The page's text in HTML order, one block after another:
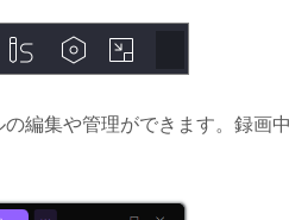
編集や管理ができます。録画